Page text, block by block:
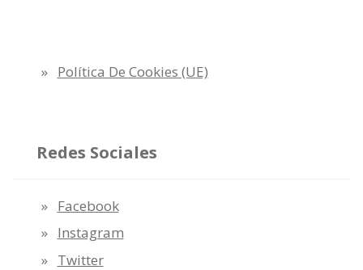
Política De Cookies (UE)
Redes Sociales
Facebook
Instagram
Twitter